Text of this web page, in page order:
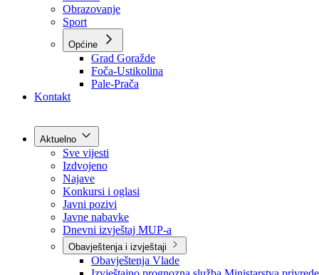
Historija (digitalni muzej)
Privreda
Turizam
Obrazovanje
Sport
Općine
Kontakt
Aktuelno
Sve vijesti
Izdvojeno
Najave
Konkursi i oglasi
Javni pozivi
Javne nabavke
Dnevni izvještaj MUP-a